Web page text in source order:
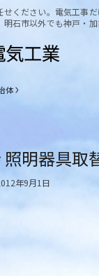
ください。電気工事
石市以外でも神戸・
体
明器具取
年9月1日